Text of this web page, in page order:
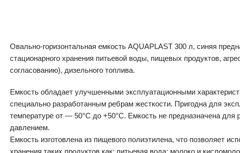
Овально-горизонтальная емкость AQUAPLAST 300 л, синяя
стационарного хранения питьевой воды, пищевых продуктов,
согласованию), дизельного топлива.
Емкость обладает улучшенными эксплуатационными
специально разработанным ребрам жесткости. Пригодна для
температуре от — 50°С до +50°C. Емкость не предназначена
давлением.
Емкость изготовлена из пищевого полиэтилена, что позволяет
хранения таких продуктов как: питьевая вода; молоко и